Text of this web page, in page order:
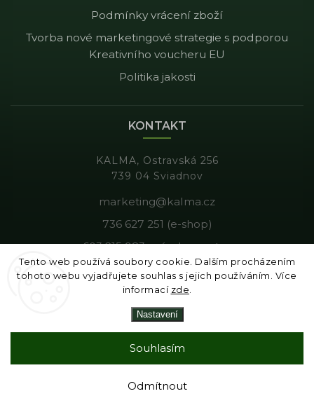
Tento web používá soubory cookie. Dalším procházením
tohoto webu vyjadřujete souhlas s jejich používáním. Více
informací zde
Nastavení
Odmítnout
Souhlasím
Podmínky vrácení zboží
Tvorba nové marketingové strategie s podporou
Kreativního voucheru EU
Politika jakosti
KONTAKT
KALMA, Ostravská 256
739 04 Sviadnov
marketing@kalma.cz
736 627 251 (e-shop)
603 215 983 - výroba, gastro
Copyright 2026Kalma. Všechna práva vyhrazena.
| DesignShoptak.cz